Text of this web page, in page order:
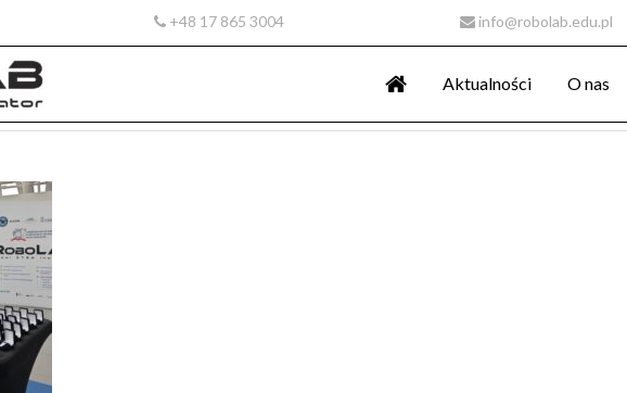
+48 17 865 3004 info@robolab.edu.pl
Aktualności O nas